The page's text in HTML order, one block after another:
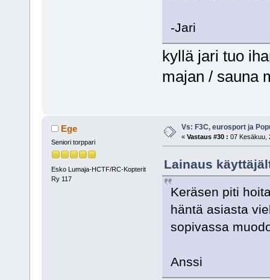
-Jari
kyllä jari tuo
majan / sauna
Ege
Seniori torppari
Esko Lumaja-HCTF/RC-Kopterit
Ry 117
Vs: F3C, eurosport ja
« Vastaus #30 : 07 Kesäkuu,
Lainaus
Keräsen piti
häntä asiasta
sopivassa
Anssi